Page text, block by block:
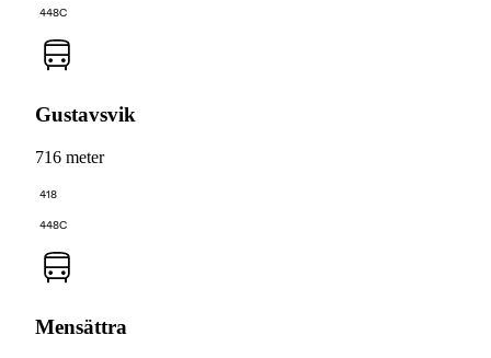
448C
Gustavsvik
716 meter
418
448C
Mensättra